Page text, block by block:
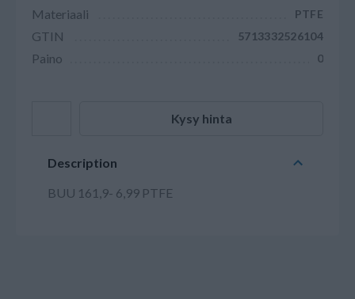
Materiaali PTFE
GTIN 5713332526104
Paino 0
Kysy hinta
Description
BUU 161,9- 6,99 PTFE